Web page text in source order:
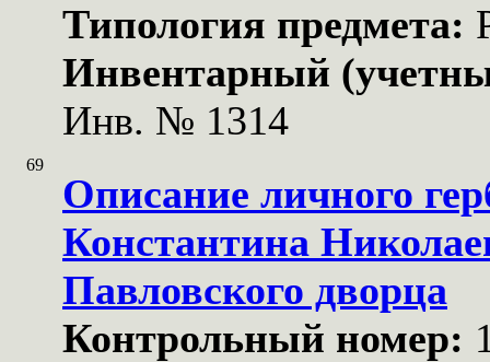
Типология предмета:
Инвентарный
Инв. № 1314
69
Описание личного
Константина
Павловского дворца
Контрольный номер: